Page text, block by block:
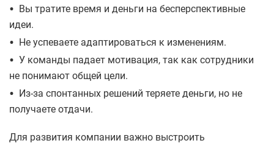
• Вы тратите время и деньги на бесперспективные
идеи.
• Не успеваете адаптироваться к изменениям.
• У команды падает мотивация, так как сотрудники
не понимают общей цели.
•
Из‑за спонтанных решений теряете деньги, но не
получаете отдачи.
Для развития компании важно выстроить